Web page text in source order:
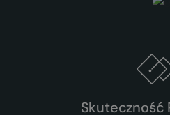
Skuteczność